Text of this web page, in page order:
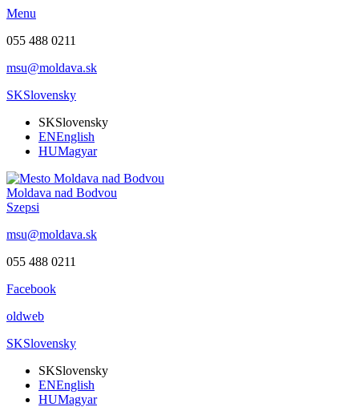
Menu
055 488 0211
msu@moldava.sk
SKSlovensky
SKSlovensky
ENEnglish
HUMagyar
Moldava nad Bodvou
Szepsi
msu@moldava.sk
055 488 0211
Facebook
oldweb
SKSlovensky
SKSlovensky
ENEnglish
HUMagyar